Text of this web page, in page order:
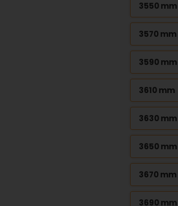
3550 mm
3570 mm
3590 mm
3610 mm
3630 mm
3650 mm
3670 mm
3690 mm